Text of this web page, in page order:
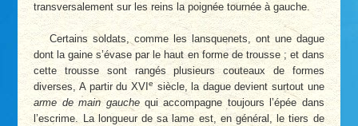
transversalement sur les reins la poignée tournée à gauche.
Certains soldats, comme les lansquenets, ont une dague
dont la gaine s’évase par le haut en forme de trousse ; et dans
cette trousse sont rangés plusieurs couteaux de formes
diverses, A partir du XVI esiècle, la dague devient surtout une
arme de main gauchequi accompagne toujours l’épée dans
l’escrime. La longueur de sa lame est, en général, le tiers de